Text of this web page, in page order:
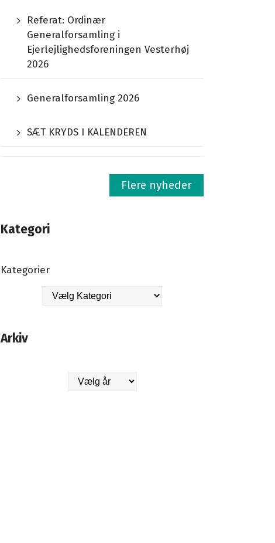
Referat: Ordinær
Generalforsamling i
Ejerlejlighedsforeningen Vesterhøj
2026
Generalforsamling 2026
SÆT KRYDS I KALENDEREN
Flere nyheder
Kategori
Kategorier
Arkiv